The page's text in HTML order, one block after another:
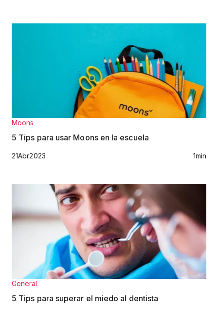
Moons
5 Tips para usar Moons en la escuela
21Abr2023 1min
General
5 Tips para superar el miedo al dentista